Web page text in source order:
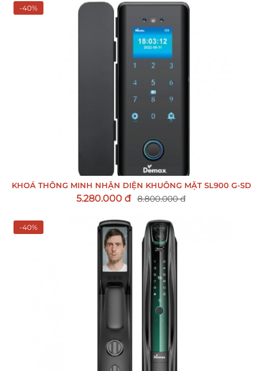
-40%
KHOÁ THÔNG MINH NHẬN DIỆN KHUÔNG MẶT SL900 G-SD
5.280.000 đ 8.800.000 đ
-40%